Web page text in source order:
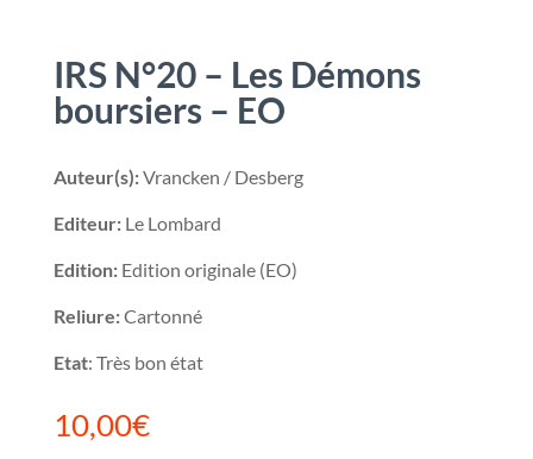
IRS N°20 – Les Démons
boursiers – EO
Auteur(s):Vrancken / Desberg
Editeur:Le Lombard
Edition:Edition originale (EO)
Reliure:Cartonné
Etat: Très bon état
10,00€